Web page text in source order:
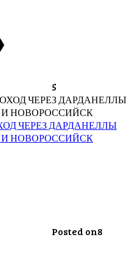
5
ЧЕРЕЗ ДАРДАНЕЛЛЫ
НОВОРОССИЙСК
Posted on8